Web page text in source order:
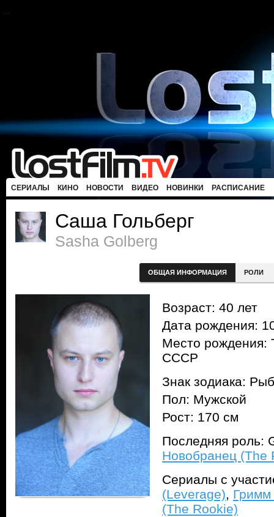
СЕРИАЛЫ КИНО НОВОСТИ ВИДЕО НОВИНКИ РАСПИСАНИЕ
Саша Гольберг
Sasha Golberg
ОБЩАЯ ИНФОРМАЦИЯ РОЛИ
Возраст: 40 лет
Дата рождения:
Место рождения:
СССР
Знак зодиака:
Пол: Мужской
Рост: 170 см
Последняя роль:
Новобранец (The
Сериалы с
(Leverage), Гримм
(The Rookie)